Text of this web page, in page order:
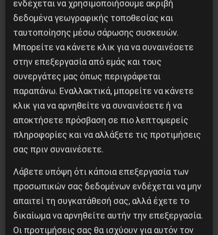
Στρατόπεδο Χατζηπεντή στο Κουφόβουνο
Έβρου:Μόνο σε μια μονάδα οι 30 στους 60
είναι θετικοί στον Κορονοϊό
ΤΑ ΘΟΛΩΜΕΝΑ ΠΡΟΣΩΠΑ
ενδέχεται να χρησιμοποιήσουμε ακριβή
δεδομένα γεωγραφικής τοποθεσίας και
ταυτοποίησης μέσω σάρωσης συσκευών.
Μπορείτε να κάνετε κλικ για να συναινέσετε
στην επεξεργασία από εμάς και τους
συνεργάτες μας όπως περιγράφεται
παραπάνω. Εναλλακτικά, μπορείτε να κάνετε
κλικ για να αρνηθείτε να συναινέσετε ή να
αποκτήσετε πρόσβαση σε πιο λεπτομερείς
πληροφορίες και να αλλάξετε τις προτιμήσεις
σας πριν συναινέσετε.
Λάβετε υπόψη ότι κάποια επεξεργασία των
προσωπικών σας δεδομένων ενδέχεται να μην
απαιτεί τη συγκατάθεσή σας, αλλά έχετε το
δικαίωμα να αρνηθείτε αυτήν την επεξεργασία.
Οι προτιμήσεις σας θα ισχύουν για αυτόν τον